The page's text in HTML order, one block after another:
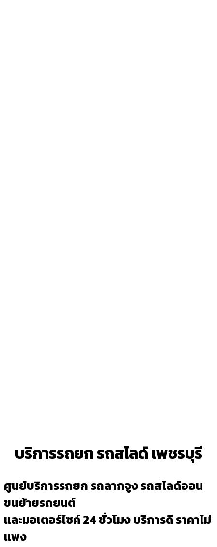
บริการรถยก รถสไลด์ เพชรบุรี
ศูนย์บริการรถยก รถลากจูง รถสไลด์ออน
ขนย้ายรถยนต์
และมอเตอร์ไซค์ 24 ชั่วโมง บริการดี ราคาไม่
แพง